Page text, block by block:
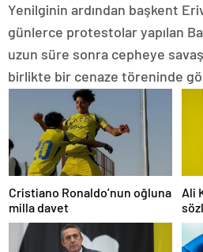
Yenilginin ardından başkent
günlerce protestolar yapılan
uzun süre sonra cepheye
birlikte bir cenaze töreninde
Cristiano Ronaldo’nun oğluna
milla davet
Ali